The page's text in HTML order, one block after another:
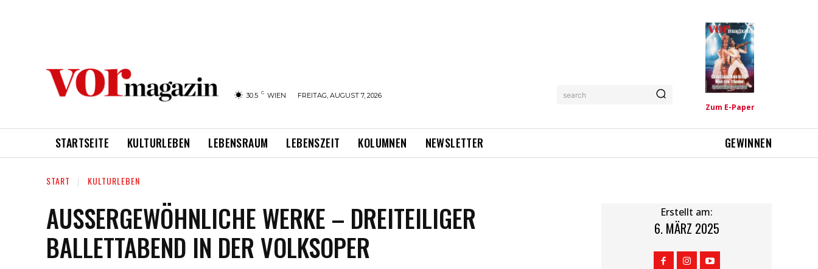
30.5 C WIEN FREITAG, AUGUST 7, 2026 search
Zum E-Paper
STARTSEITE KULTURLEBEN LEBENSRAUM LEBENSZEIT KOLUMNEN NEWSLETTER GEWINNEN
START KULTURLEBEN
AUSSERGEWÖHNLICHE WERKE – DREITEILIGER B
ALLETTABEND IN DER VOLKSOPER
Erstellt am:
6. MÄRZ 2025